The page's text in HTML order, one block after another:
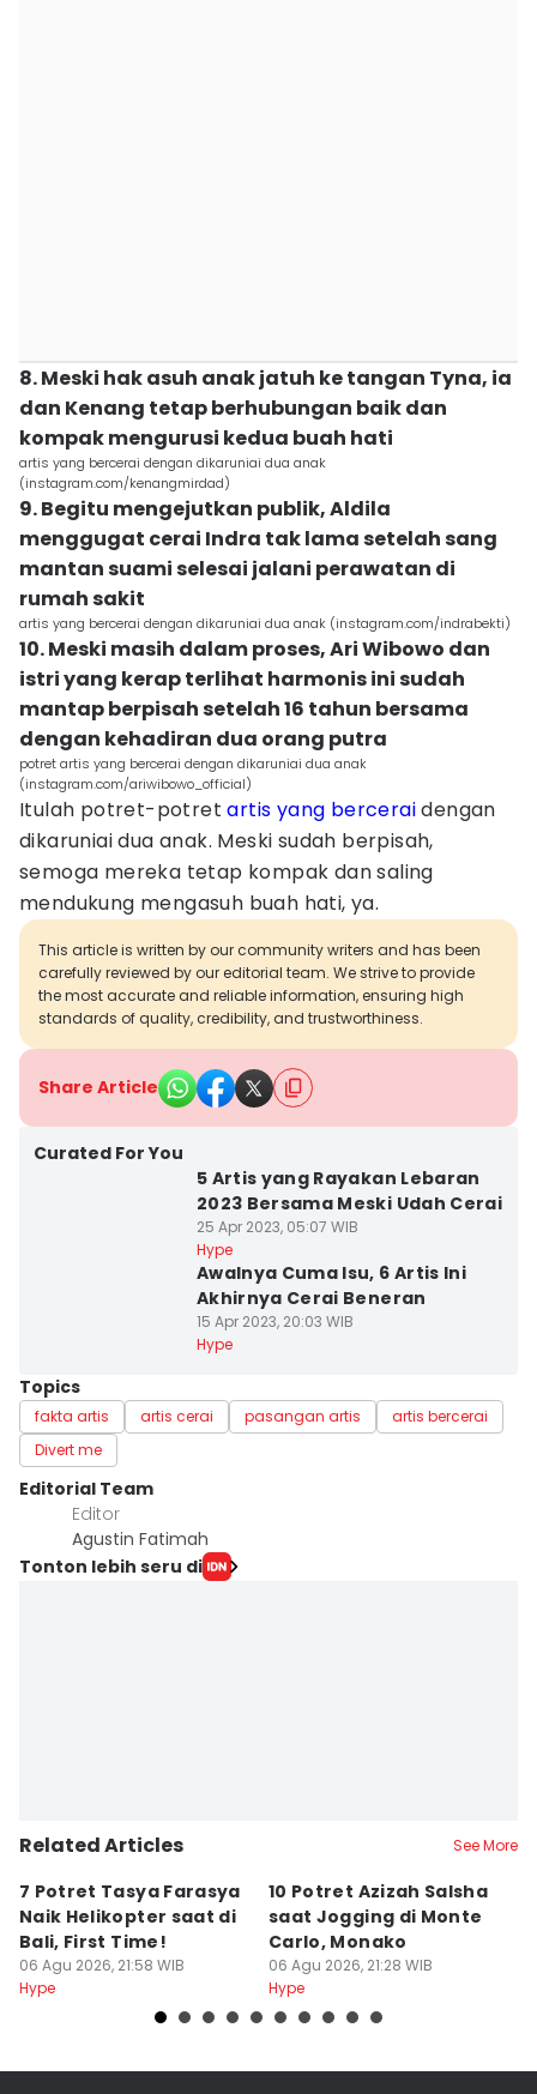
8. Meski hak asuh anak jatuh ke tangan Tyna, ia
dan Kenang tetap berhubungan baik dan
kompak mengurusi kedua buah hati
artis yang bercerai dengan dikaruniai dua anak
(instagram.com/kenangmirdad)
9. Begitu mengejutkan publik, Aldila
menggugat cerai Indra tak lama setelah sang
mantan suami selesai jalani perawatan di
rumah sakit
artis yang bercerai dengan dikaruniai dua anak (instagram.com/indrabekti)
10. Meski masih dalam proses, Ari Wibowo dan
istri yang kerap terlihat harmonis ini sudah
mantap berpisah setelah 16 tahun bersama
dengan kehadiran dua orang putra
potret artis yang bercerai dengan dikaruniai dua anak
(instagram.com/ariwibowo_official)
Itulah potret-potretartis yang berceraidengan
dikaruniai dua anak. Meski sudah berpisah,
semoga mereka tetap kompak dan saling
mendukung mengasuh buah hati, ya.
This article is written by our community writers and has been
carefully reviewed by our editorial team. We strive to provide
the most accurate and reliable information, ensuring high
standards of quality, credibility, and trustworthiness.
Share Article
Curated For You
5 Artis yang Rayakan Lebaran
2023 Bersama Meski Udah Cerai
25 Apr 2023, 05:07 WIB
Hype
Awalnya Cuma Isu, 6 Artis Ini
Akhirnya Cerai Beneran
15 Apr 2023, 20:03 WIB
Hype
Topics
fakta artis artis cerai pasangan artis
artis bercerai
Divert me
Editorial Team
Editor
Agustin Fatimah
Tonton lebih seru di
Related Articles See More
7 Potret Tasya Farasya
Naik Helikopter saat di
Bali, First Time!
06 Agu 2026, 21:58 WIB
Hype
10 Potret Azizah Salsha
saat Jogging di Monte
Carlo, Monako
06 Agu 2026, 21:28 WIB
Hype